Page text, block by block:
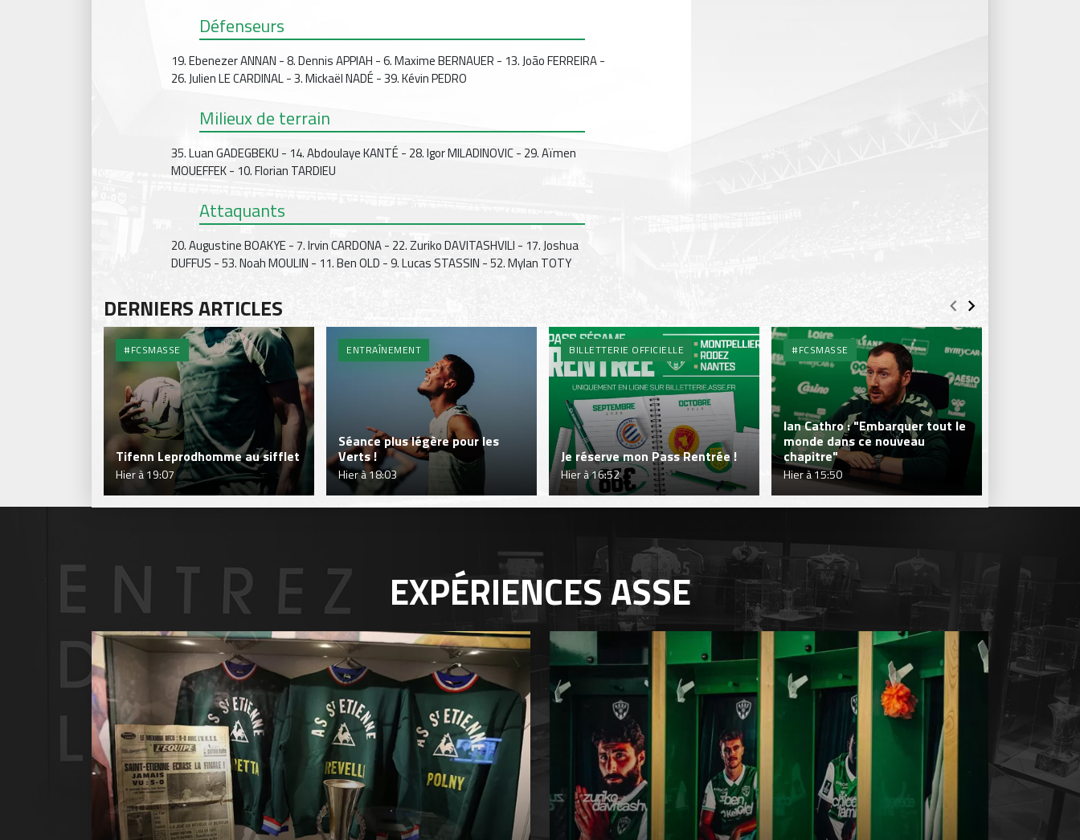
Défenseurs
19. Ebenezer ANNAN - 8. Dennis APPIAH - 6. Maxime BERNAUER - 13. João FERREIRA -
26. Julien LE CARDINAL - 3. Mickaël NADÉ - 39. Kévin PEDRO
Milieux de terrain
35. Luan GADEGBEKU - 14. Abdoulaye KANTÉ - 28. Igor MILADINOVIC - 29. Aïmen
MOUEFFEK - 10. Florian TARDIEU
Attaquants
20. Augustine BOAKYE - 7. Irvin CARDONA - 22. Zuriko DAVITASHVILI - 17. Joshua
DUFFUS - 53. Noah MOULIN - 11. Ben OLD - 9. Lucas STASSIN - 52. Mylan TOTY
DERNIERS ARTICLES
#FCSMASSE
Tifenn Leprodhomme au sifflet
Hier à 19:07
ENTRAÎNEMENT
Séance plus légère pour les
Verts !
Hier à 18:03
BILLETTERIE OFFICIELLE
Je réserve mon Pass Rentrée !
Hier à 16:52
#FCSMASSE
Ian Cathro : "Embarquer tout le
monde dans ce nouveau
chapitre"
Hier à 15:50
EXPÉRIENCESASSE